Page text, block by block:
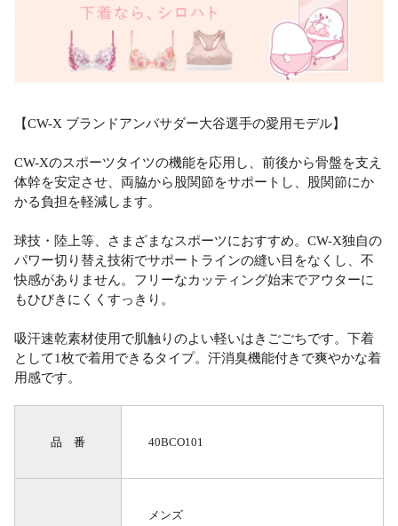
【CW-X ブランドアンバサダー大谷選手の愛用モデル】
CW-Xのスポーツタイツの機能を応用し、前後から骨盤を支え
体幹を安定させ、両脇から股関節をサポートし、股関節にか
かる負担を軽減します。
球技・陸上等、さまざまなスポーツにおすすめ。CW-X独自の
パワー切り替え技術でサポートラインの縫い目をなくし、不
快感がありません。フリーなカッティング始末でアウターに
もひびきにくくすっきり。
吸汗速乾素材使用で肌触りのよい軽いはきごごちです。下着
として1枚で着用できるタイプ。汗消臭機能付きで爽やかな着
用感です。
品 番 40BCO101
メンズ